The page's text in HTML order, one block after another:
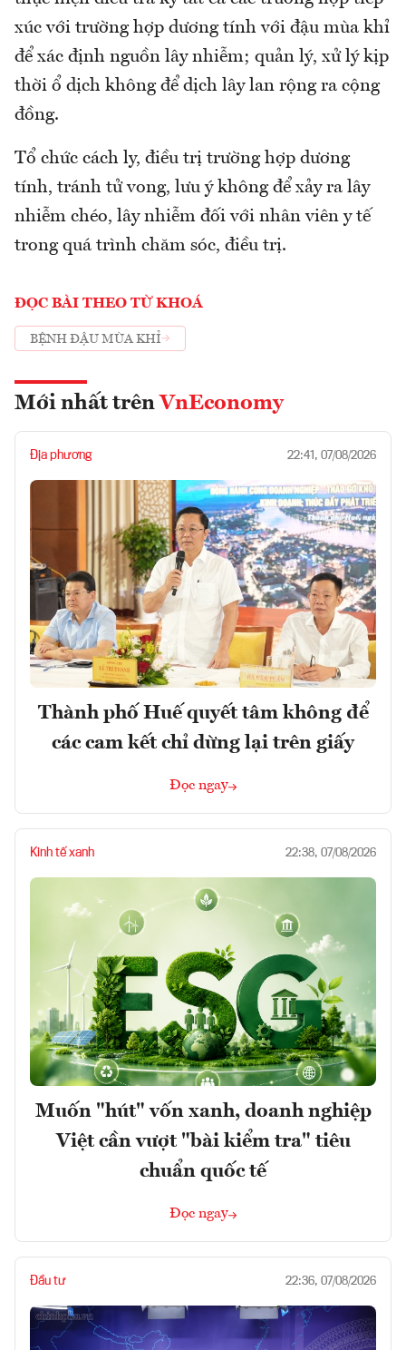
xúc với trường hợp dương tính với đậu mùa khỉ
để xác định nguồn lây nhiễm; quản lý, xử lý kịp
thời ổ dịch không để dịch lây lan rộng ra cộng
đồng.
Tổ chức cách ly, điều trị trường hợp dương
tính, tránh tử vong, lưu ý không để xảy ra lây
nhiễm chéo, lây nhiễm đối với nhân viên y tế
trong quá trình chăm sóc, điều trị.
ĐỌC BÀI THEO TỪ KHOÁ
BỆNH ĐẬU MÙA KHỈ
Mới nhất trên VnEconomy
Địa phương 22:41, 07/08/2026
Thành phố Huế quyết tâm không để
các cam kết chỉ dừng lại trên giấy
Đọc ngay
Kinh tế xanh 22:38, 07/08/2026
Muốn "hút" vốn xanh, doanh nghiệp
Việt cần vượt "bài kiểm tra" tiêu
chuẩn quốc tế
Đọc ngay
Đầu tư 22:36, 07/08/2026